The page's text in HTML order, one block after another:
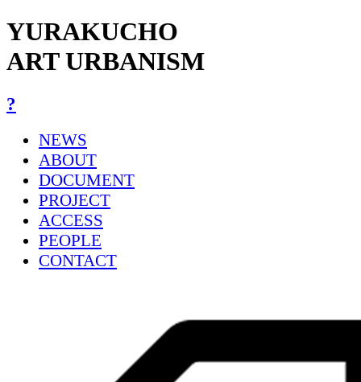
YURAKUCHO
ART URBANISM
?
NEWS
ABOUT
DOCUMENT
PROJECT
ACCESS
PEOPLE
CONTACT